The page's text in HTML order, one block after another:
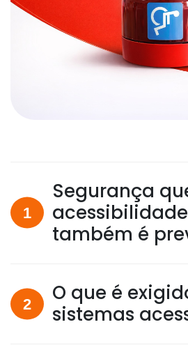
Segurança
acessibilidade
também é
O que é
sistemas